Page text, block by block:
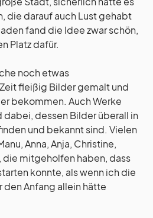
die darauf auch Lust gehabt
fand die Idee zwar schön,
Platz dafür.
noch etwas
fleißig Bilder gemalt und
bekommen. Auch Werke
dabei, dessen Bilder überall in
und bekannt sind. Vielen
Anna, Anja, Christine,
die mitgeholfen haben, dass
konnte, als wenn ich die
Anfang allein hätte